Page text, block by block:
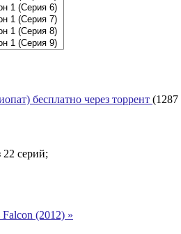
бесплатно через торрент (1287
22 серий;
(2012) »